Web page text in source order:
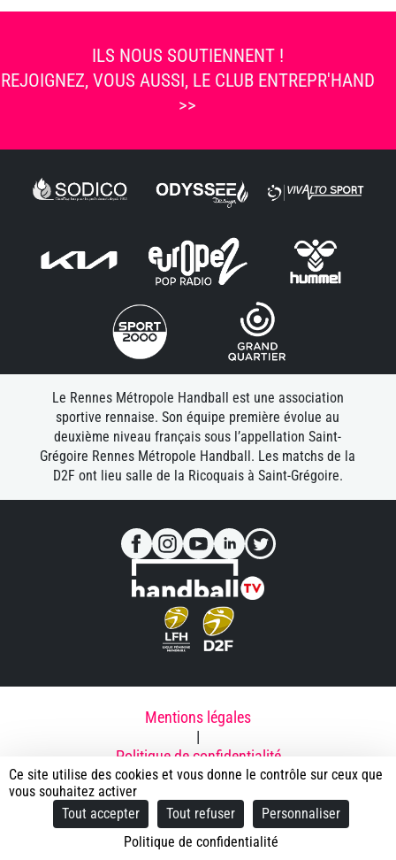
ILS NOUS SOUTIENNENT !
REJOIGNEZ, VOUS AUSSI, LE CLUB ENTREPR'HAND
>>
Le Rennes Métropole Handball est une association
sportive rennaise. Son équipe première évolue au
deuxième niveau français sous l’appellation Saint-
Grégoire Rennes Métropole Handball. Les matchs de la
D2F ont lieu salle de la Ricoquais à Saint-Grégoire.
Mentions légales
|
Politique de confidentialité
|
|
© 2025 Rennes Métropole Handball - ECM
Ce site utilise des cookies et vous donne le contrôle sur ceux que
vous souhaitez activer
Tout accepter
Tout refuser
Personnaliser
Politique de confidentialité